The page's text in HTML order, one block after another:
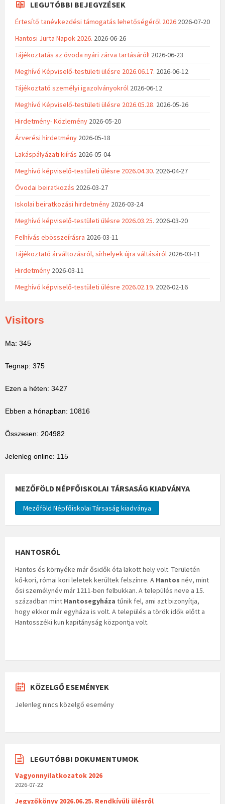
LEGUTÓBBI BEJEGYZÉSEK
Értesítő tanévkezdési támogatás lehetőségéről 2026 2026-07-20
Hantosi Jurta Napok 2026. 2026-06-26
Tájékoztatás az óvoda nyári zárva tartásáról! 2026-06-23
Meghívó Képviselő-testületi ülésre 2026.06.17. 2026-06-12
Tájékoztató személyi igazolványokról 2026-06-12
Meghívó Képviselő-testületi ülésre 2026.05.28. 2026-05-26
Hirdetmény- Közlemény 2026-05-20
Árverési hirdetmény 2026-05-18
Lakáspályázati kiírás 2026-05-04
Meghívó képviselő-testületi ülésre 2026.04.30. 2026-04-27
Óvodai beiratkozás 2026-03-27
Iskolai beiratkozási hirdetmény 2026-03-24
Meghívó képviselő-testületi ülésre 2026.03.25. 2026-03-20
Felhívás ebösszeírásra 2026-03-11
Tájékoztató árváltozásról, sírhelyek újra váltásáról 2026-03-11
Hirdetmény 2026-03-11
Meghívó képviselő-testületi ülésre 2026.02.19. 2026-02-16
Visitors
Ma: 345
Tegnap: 375
Ezen a héten: 3427
Ebben a hónapban: 10816
Összesen: 204982
Jelenleg online: 115
MEZŐFÖLD NÉPFŐISKOLAI TÁRSASÁG KIADVÁNYA
Mezőföld Népfőiskolai Társaság kiadványa
HANTOSRÓL
Hantos és környéke már ősidők óta lakott hely volt. Területén
kő-kori, római kori leletek kerültek felszínre. A Hantos név, mint
ősi személynév már 1211-ben felbukkan. A település neve a 15.
században mint Hantosegyháza tűnik fel, ami azt bizonyítja,
hogy ekkor már egyháza is volt. A település a török idők előtt a
Hantosszéki kun kapitányság központja volt.
KÖZELGŐ ESEMÉNYEK
Jelenleg nincs közelgő esemény
LEGUTÓBBI DOKUMENTUMOK
Vagyonnyilatkozatok 2026
2026-07-22
Jegyzőkönyv 2026.06.25. Rendkívüli ülésről